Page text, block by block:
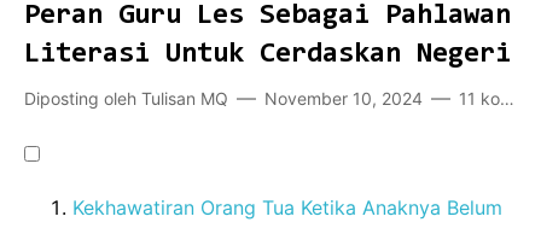
Review
Blogpedia
Peran Guru Les Sebagai Pahlawan
Literasi Untuk Cerdaskan Negeri
Diposting oleh Tulisan MQ November 10, 2024 11 komentar
Kekhawatiran Orang Tua Ketika Anaknya Belum